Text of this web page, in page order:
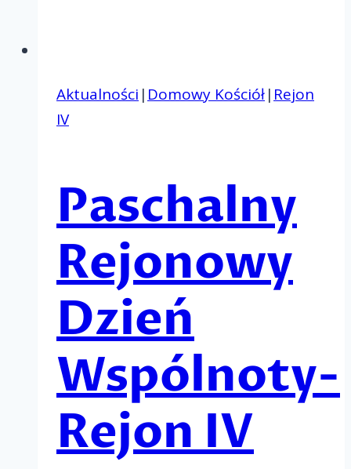
Aktualności | Domowy Kościół| Rejon
IV
Paschalny
Rejonowy
Dzień
Wspólnoty-
Rejon IV